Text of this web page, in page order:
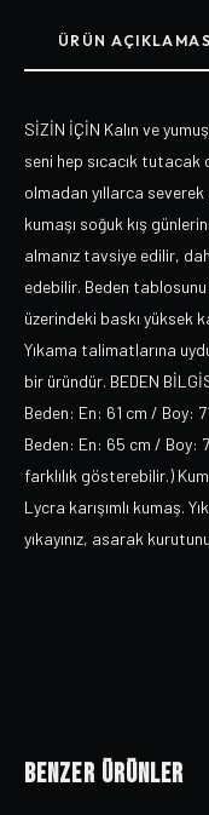
ÜRÜN
SİZİN İÇİN Kalın ve
seni hep sıcacık
olmadan yıllarca
kumaşı soğuk kış
almanız tavsiye edilir,
edebilir. Beden
üzerindeki baskı yüksek
Yıkama talimatlarına
bir üründür. BEDEN
Beden: En: 61 cm / Boy:
Beden: En: 65 cm / Boy:
farklılık gösterebilir.)
Lycra karışımlı kumaş.
yıkayınız, asarak
Benzer Ürünler